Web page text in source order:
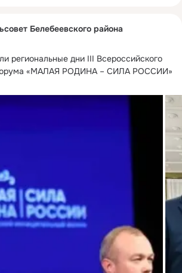
Белебеевского района
региональные дни III Всероссийского
«МАЛАЯ РОДИНА – СИЛА РОССИИ»